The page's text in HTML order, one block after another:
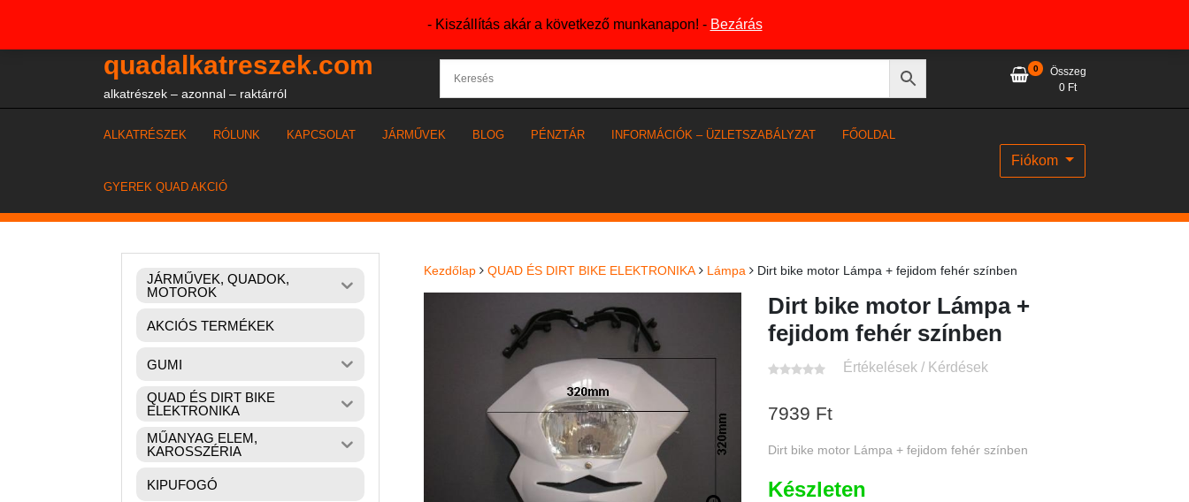
- Kiszállítás akár a következő munkanapon! - Bezárás
quadalkatreszek.com
alkatrészek – azonnal – raktárról
0
Összeg
0 Ft
ALKATRÉSZEK RÓLUNK KAPCSOLAT JÁRMŰVEK BLOG PÉNZTÁR INFORMÁCIÓK – ÜZLETSZABÁLYZAT FŐOLDAL
GYEREK QUAD AKCIÓ
Fiókom
Kezdőlap QUAD ÉS DIRT BIKE ELEKTRONIKA Lámpa Dirt bike motor Lámpa + fejidom fehér színben
Dirt bike motor Lámpa +
fejidom fehér színben
Értékelések / Kérdések
7939 Ft
Dirt bike motor Lámpa + fejidom fehér színben
Készleten
JÁRMŰVEK, QUADOK,
MOTOROK
AKCIÓS TERMÉKEK
GUMI
QUAD ÉS DIRT BIKE
ELEKTRONIKA
MŰANYAG ELEM,
KAROSSZÉRIA
KIPUFOGÓ